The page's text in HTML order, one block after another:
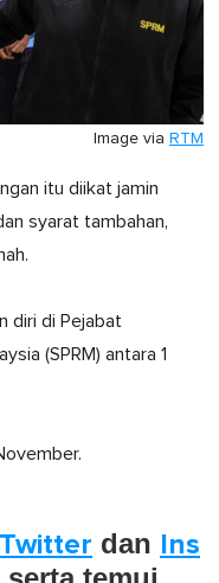
Image via RTM
itu diikat jamin
syarat tambahan,
diri di Pejabat
(SPRM) antara 1
Twitter dan Ins